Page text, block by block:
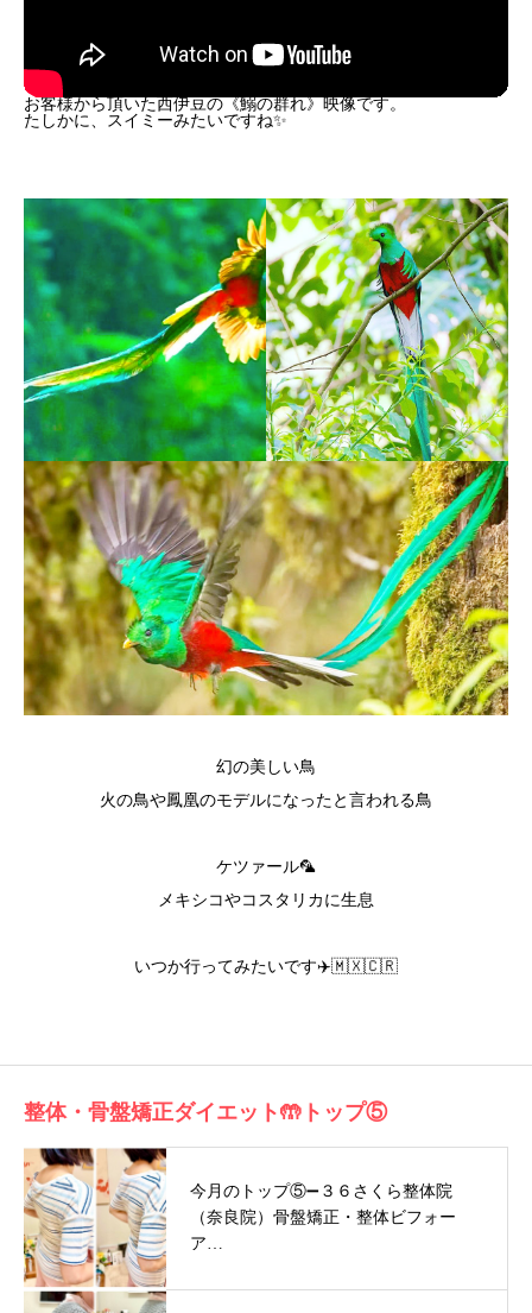
お客様から頂いた西伊豆の《鰯の群れ》映像です。
たしかに、スイミーみたいですね✨
幻の美しい鳥
火の鳥や鳳凰のモデルになったと言われる鳥
ケツァール🦜
メキシコやコスタリカに生息
いつか行ってみたいです✈️🇲🇽🇨🇷
整体・骨盤矯正ダイエット🤲トップ⑤
今月のトップ⑤➖３６さくら整体院
（奈良院）骨盤矯正・整体ビフォー
ア…